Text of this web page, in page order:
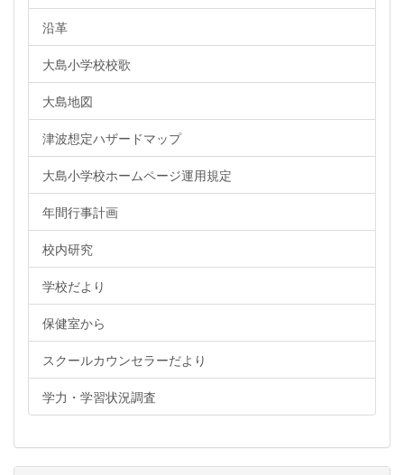
沿革
大島小学校校歌
大島地図
津波想定ハザードマップ
大島小学校ホームページ運用規定
年間行事計画
校内研究
学校だより
保健室から
スクールカウンセラーだより
学力・学習状況調査